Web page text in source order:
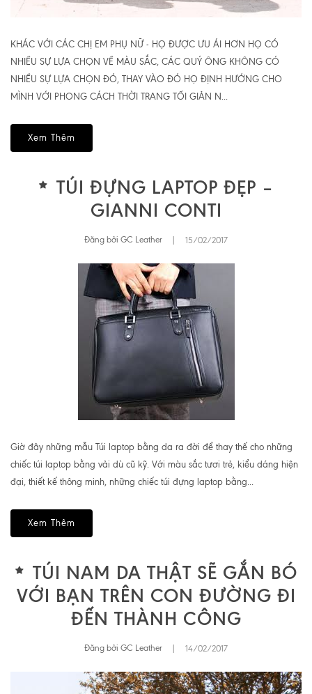
KHÁC VỚI CÁC CHỊ EM PHỤ NỮ - HỌ ĐƯỢC ƯU ÁI HƠN HỌ CÓ
NHIỀU SỰ LỰA CHỌN VỀ MÀU SẮC, CÁC QUÝ ÔNG KHÔNG CÓ
NHIỀU SỰ LỰA CHỌN ĐÓ, THAY VÀO ĐÓ HỌ ĐỊNH HƯỚNG CHO
MÌNH VỚI PHONG CÁCH THỜI TRANG TỐI GIẢN N...
Xem Thêm
TÚI ĐỰNG LAPTOP ĐẸP –
GIANNI CONTI
Đăng bởi GC Leather 15/02/2017
Giờ đây những mẫu Túi laptop bằng da ra đời để thay thế cho những
chiếc túi laptop bằng vải dù cũ kỹ. Với màu sắc tươi trẻ, kiểu dáng hiện
đại, thiết kế thông minh, những chiếc túi đựng laptop bằng...
Xem Thêm
TÚI NAM DA THẬT SẼ GẮN BÓ
VỚI BẠN TRÊN CON ĐƯỜNG ĐI
ĐẾN THÀNH CÔNG
Đăng bởi GC Leather 14/02/2017